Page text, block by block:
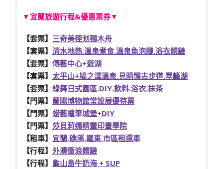
▼宜蘭旅遊行程&優惠票券▼
【套票】 三奇美徑划獨木舟
【套票】 清水地熱.溫泉煮食.溫泉魚泡腳.浴衣體驗
【套票】 傳藝中心+遊湖
【套票】 太平山+鳩之澤溫泉.見晴懷古步道.翠峰湖
【套票】 綠舞日式園區.DIY.飲料.浴衣.抹茶
【門票】 蘭陽博物館常設展優待票
【門票】 蜡藝蠟筆城堡+DIY
【門票】 莎貝莉娜精靈印畫學院
【租車】 宜蘭.礁溪.羅東.市區租還車
【行程】 外澳衝浪體驗
【行程】 龜山島牛奶海 + SUP